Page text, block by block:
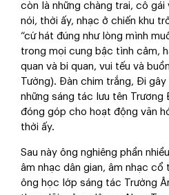
còn là những chàng trai, cô
nói, thời ấy, nhạc ở chiến khu
“cứ hát đúng như lòng mình
trong mọi cung bậc tình cảm,
quan và bi quan, vui tếu và
Tường). Đàn chim trắng, Đi
những sáng tác lưu tên Trương
đóng góp cho hoạt động văn
thời ấy.
Sau này ông nghiêng phần
âm nhạc dân gian, âm nhạc cổ
ông học lớp sáng tác Trường